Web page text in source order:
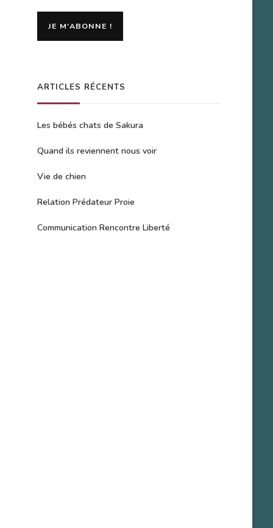
ARTICLES RÉCENTS
Les bébés chats de Sakura
Quand ils reviennent nous voir
Vie de chien
Relation Prédateur Proie
Communication Rencontre Liberté